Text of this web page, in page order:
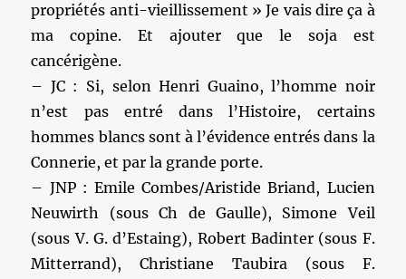
propriétés anti-vieillissement » Je vais dire ça à
ma copine. Et ajouter que le soja est
cancérigène.
– JC : Si, selon Henri Guaino, l’homme noir
n’est pas entré dans l’Histoire, certains
hommes blancs sont à l’évidence entrés dans la
Connerie, et par la grande porte.
– JNP : Emile Combes/Aristide Briand, Lucien
Neuwirth (sous Ch de Gaulle), Simone Veil
(sous V. G. d’Estaing), Robert Badinter (sous F.
Mitterrand), Christiane Taubira (sous F.